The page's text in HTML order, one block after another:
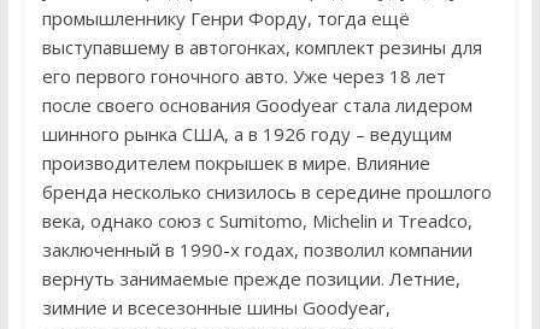
промышленнику Генри Форду, тогда ещё
выступавшему в автогонках, комплект резины для
его первого гоночного авто. Уже через 18 лет
после своего основания Goodyear стала лидером
шинного рынка США, а в 1926 году – ведущим
производителем покрышек в мире. Влияние
бренда несколько снизилось в середине прошлого
века, однако союз с Sumitomo, Michelin и Treadco,
заключенный в 1990-х годах, позволил компании
вернуть занимаемые прежде позиции. Летние,
зимние и всесезонные шины Goodyear,